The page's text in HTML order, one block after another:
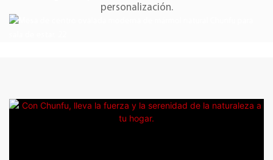
personalización.